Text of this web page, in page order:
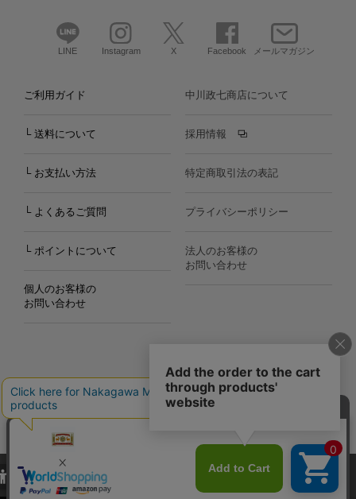
LINE Instagram X Facebook メールマガジン
ご利用ガイド
└ 送料について
└ お支払い方法
└ よくあるご質問
└ ポイントについて
個人のお客様の
お問い合わせ
中川政七商店について
採用情報
特定商取引法の表記
プライバシーポリシー
法人のお客様の
お問い合わせ
Copyright©2000
Nakagawa Masashichi Shoten All Rights Reserved.
当サイトでは、当サイト内における閲覧履歴・属性情報などの取得およ
び利便性向上のためにクッキー（Cookie）を使用いたします。詳細に